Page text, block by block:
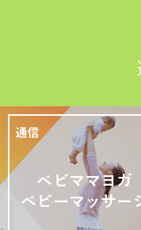
ベビママヨガ
ベビーマッサー